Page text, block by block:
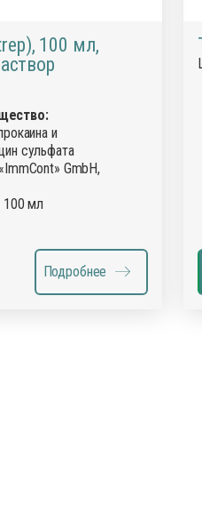
100 мл,
и
сульфата
GmbH,
100 мл
Подробнее